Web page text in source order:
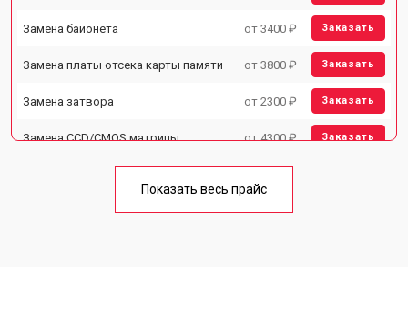
Замена байонета от 3400 ₽ Заказать
Замена платы отсека карты памяти от 3800 ₽ Заказать
Замена затвора от 2300 ₽ Заказать
Замена CCD/CMOS матрицы от 4300 ₽ Заказать
Показать весь прайс